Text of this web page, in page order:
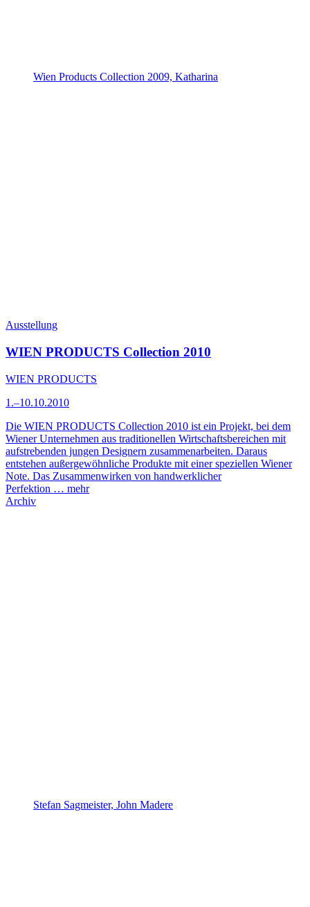
Wien Products Collection 2009, Katharina
Ausstellung
WIEN PRODUCTS Collection 2010
WIEN PRODUCTS
1.–10.10.2010
Die WIEN PRODUCTS Collection 2010 ist ein Projekt, bei dem
Wiener Unternehmen aus traditionellen Wirtschaftsbereichen mit
aufstrebenden jungen Designern zusammenarbeiten. Daraus
entstehen außergewöhnliche Produkte mit einer speziellen Wiener
Note. Das Zusammenwirken von handwerklicher
Perfektion … mehr
Archiv
Stefan Sagmeister, John Madere